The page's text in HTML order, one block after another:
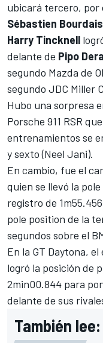
ubicará tercero, por
Sébastien Bourdais
Harry Tincknell
delante de Pipo
segundo Mazda de
segundo JDC Miller
Hubo una sorpresa
Porsche 911 RSR
entrenamientos se
y sexto (Neel Jani).
En cambio, fue el
quien se llevó la
registro de
pole position de la
segundos sobre el
En la GT Daytona,
logró la posición de
2min00.844 para
delante de sus
También lee: